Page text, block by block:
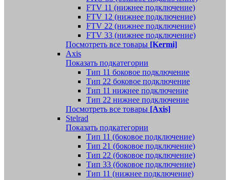
FTV 11 (нижнее подключение)
FTV 12 (нижнее подключение)
FTV 22 (нижнее подключение)
FTV 33 (нижнее подключение)
Посмотреть все товары [Kermi]
Axis
Показать подкатегории
Тип 11 боковое подключение
Тип 22 боковое подключение
Тип 11 нижнее подключение
Тип 22 нижнее подключение
Посмотреть все товары [Axis]
Stelrad
Показать подкатегории
Tип 11 (боковое подключение)
Тип 21 (боковое подключение)
Тип 22 (боковое подключение)
Тип 33 (боковое подключение)
Тип 11 (нижнее подключение)